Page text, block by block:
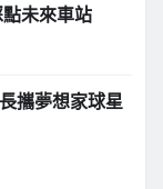
未來車站
攜夢想家球星